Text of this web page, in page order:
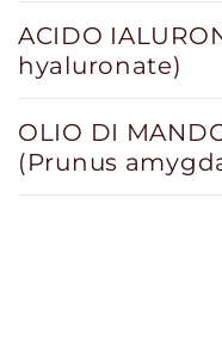
ACIDO
hyaluronate)
OLIO DI
(Prunus